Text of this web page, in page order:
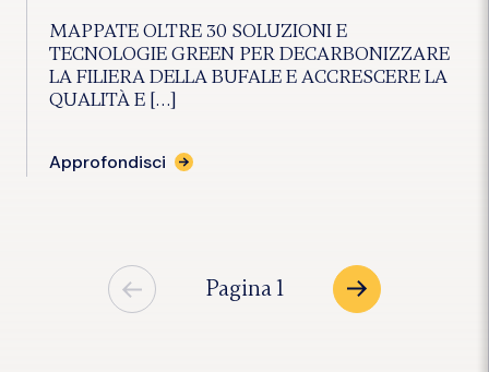
MAPPATE OLTRE 30 SOLUZIONI E
TECNOLOGIE GREEN PER DECARBONIZZARE
LA FILIERA DELLA BUFALE E ACCRESCERE LA
QUALITÀ E […]
Approfondisci
1